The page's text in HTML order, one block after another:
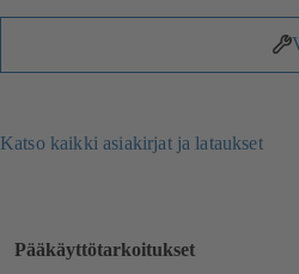
Katso kaikki asiakirjat ja lataukset
Pääkäyttötarkoitukset